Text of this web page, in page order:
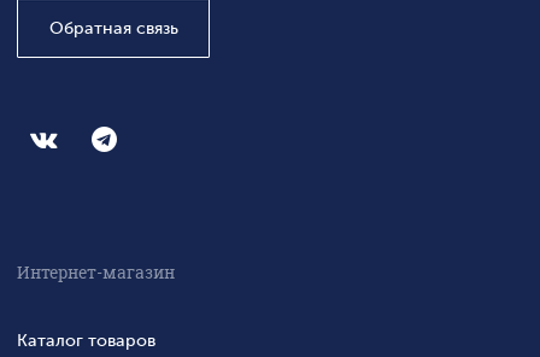
Обратная связь
Интернет-магазин
Каталог товаров